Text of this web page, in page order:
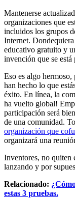
Mantenerse
organizaciones que
incluidos los grupos
Internet.
educativo gratuito y
invención que se
Eso es algo hermoso,
han hecho lo que
éxito. En línea, la
ha vuelto global!
participación será
de una comunidad.
organización que
organizará una
Inventores, no quiten
lanzando y por
Relacionado:
estas 3 pruebas.